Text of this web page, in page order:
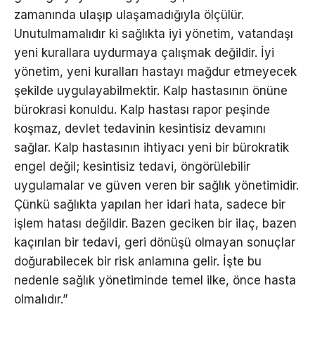
zamanında ulaşıp ulaşamadığıyla ölçülür.
Unutulmamalıdır ki sağlıkta iyi yönetim, vatandaşı
yeni kurallara uydurmaya çalışmak değildir. İyi
yönetim, yeni kuralları hastayı mağdur etmeyecek
şekilde uygulayabilmektir. Kalp hastasının önüne
bürokrasi konuldu. Kalp hastası rapor peşinde
koşmaz, devlet tedavinin kesintisiz devamını
sağlar. Kalp hastasının ihtiyacı yeni bir bürokratik
engel değil; kesintisiz tedavi, öngörülebilir
uygulamalar ve güven veren bir sağlık yönetimidir.
Çünkü sağlıkta yapılan her idari hata, sadece bir
işlem hatası değildir. Bazen geciken bir ilaç, bazen
kaçırılan bir tedavi, geri dönüşü olmayan sonuçlar
doğurabilecek bir risk anlamına gelir. İşte bu
nedenle sağlık yönetiminde temel ilke, önce hasta
olmalıdır.”